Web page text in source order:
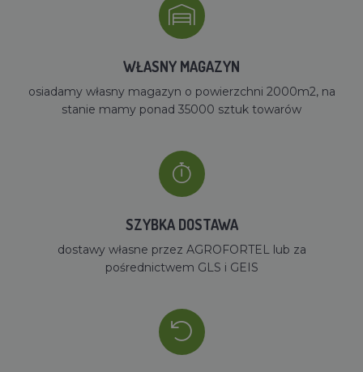
WŁASNY MAGAZYN
osiadamy własny magazyn o powierzchni 2000m2, na
stanie mamy ponad 35000 sztuk towarów
SZYBKA DOSTAWA
dostawy własne przez AGROFORTEL lub za
pośrednictwem GLS i GEIS